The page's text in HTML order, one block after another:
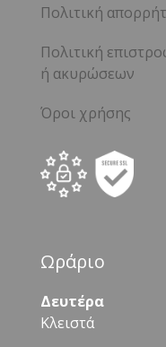
Πολιτική
Πολιτική
ή ακυρώσεων
Όροι χρήσης
Ωράριο
Δευτέρα
Κλειστά